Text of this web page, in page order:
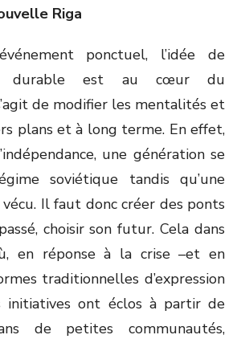
Riga
ponctuel, l’idée de
durable est au cœur du
de modifier les mentalités et
plans et à long terme. En effet,
une génération se
soviétique tandis qu’une
vécu. Il faut donc créer des ponts
choisir son futur. Cela dans
en réponse à la crise –et en
traditionnelles d’expression
initiatives ont éclos à partir de
de petites communautés,